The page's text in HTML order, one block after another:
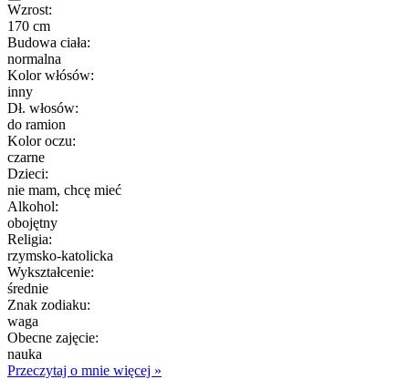
Wzrost:
170 cm
Budowa ciała:
normalna
Kolor włósów:
inny
Dł. włosów:
do ramion
Kolor oczu:
czarne
Dzieci:
nie mam, chcę mieć
Alkohol:
obojętny
Religia:
rzymsko-katolicka
Wykształcenie:
średnie
Znak zodiaku:
waga
Obecne zajęcie:
nauka
Przeczytaj o mnie więcej »